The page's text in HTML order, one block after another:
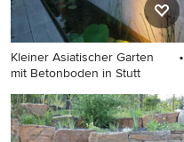
Kleiner Asiatischer Garten
mit Betonboden in Stutt
Kleiner Asiatischer Garten
mit Betonboden in Stuttgart